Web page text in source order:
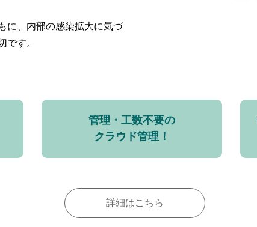
に、内部の感染拡大に気づ
です。
管理・工数不要の
クラウド管理！
詳細はこちら